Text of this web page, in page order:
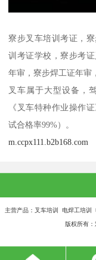
寮步叉车培训考证，
训考证学校，寮步考
年审，寮步焊工证年审
叉车属于大型设备，
《叉车特种作业操作
试合格率99%）。
m.ccpx111.b2b168.com
主营产品：叉车培训 电焊工培
版权所有：